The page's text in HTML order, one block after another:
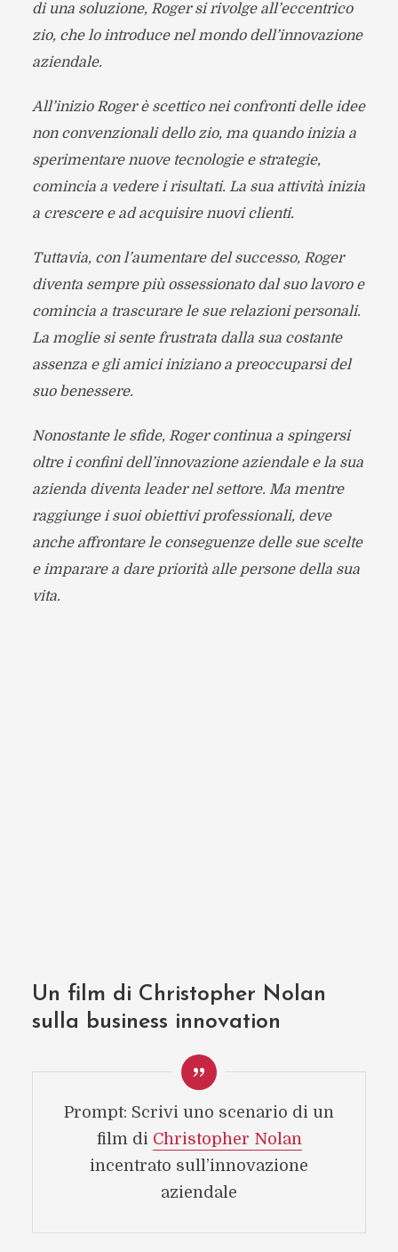
di una soluzione, Roger si rivolge all’eccentrico
zio, che lo introduce nel mondo dell’innovazione
aziendale.
All’inizio Roger è scettico nei confronti delle idee
non convenzionali dello zio, ma quando inizia a
sperimentare nuove tecnologie e strategie,
comincia a vedere i risultati. La sua attività inizia
a crescere e ad acquisire nuovi clienti.
Tuttavia, con l’aumentare del successo, Roger
diventa sempre più ossessionato dal suo lavoro e
comincia a trascurare le sue relazioni personali.
La moglie si sente frustrata dalla sua costante
assenza e gli amici iniziano a preoccuparsi del
suo benessere.
Nonostante le sfide, Roger continua a spingersi
oltre i confini dell’innovazione aziendale e la sua
azienda diventa leader nel settore. Ma mentre
raggiunge i suoi obiettivi professionali, deve
anche affrontare le conseguenze delle sue scelte
e imparare a dare priorità alle persone della sua
vita.
Un film di Christopher Nolan
sulla business innovation
Prompt: Scrivi uno scenario di un
film di Christopher Nolan
incentrato sull’innovazione
aziendale